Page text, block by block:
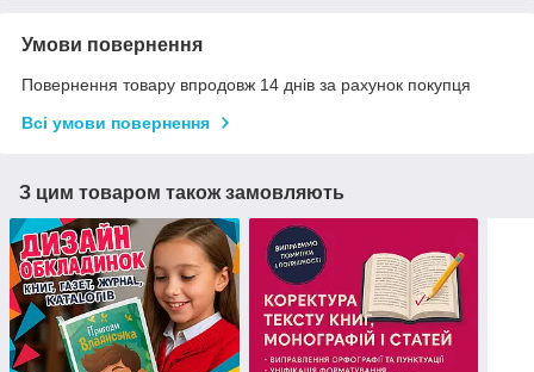
Умови повернення
Повернення товару впродовж 14 днів за рахунок покупця
Всі умови повернення
З цим товаром також замовляють